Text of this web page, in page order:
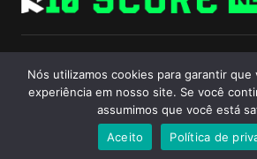
Follow Us
© 2024 R10 Score. All Rights Reserved.
Nós utilizamos cookies para garantir
experiência em nosso site. Se você
assumimos que você está
Aceito
Política de